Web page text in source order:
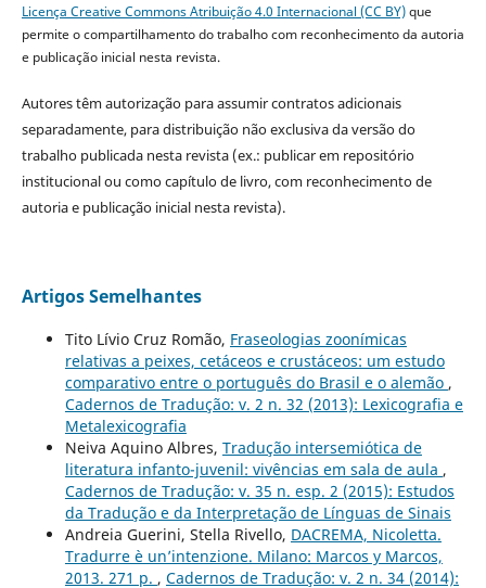
Licença Creative Commons Atribuição 4.0 Internacional (CC BY)que
permite o compartilhamento do trabalho com reconhecimento da autoria
e publicação inicial nesta revista.
Autores têm autorização para assumir contratos adicionais
separadamente, para distribuição não exclusiva da versão do
trabalho publicada nesta revista (ex.: publicar em repositório
institucional ou como capítulo de livro, com reconhecimento de
autoria e publicação inicial nesta revista).
Artigos Semelhantes
Tito Lívio Cruz Romão, Fraseologias zoonímicas
relativas a peixes, cetáceos e crustáceos: um estudo
comparativo entre o português do Brasil e o alemão ,
Cadernos de Tradução: v. 2 n. 32 (2013): Lexicografia e
Metalexicografia
Neiva Aquino Albres, Tradução intersemiótica de
literatura infanto-juvenil: vivências em sala de aula ,
Cadernos de Tradução: v. 35 n. esp. 2 (2015): Estudos
da Tradução e da Interpretação de Línguas de Sinais
Andreia Guerini, Stella Rivello, DACREMA, Nicoletta.
Tradurre è un’intenzione. Milano: Marcos y Marcos,
2013. 271 p. , Cadernos de Tradução: v. 2 n. 34 (2014):